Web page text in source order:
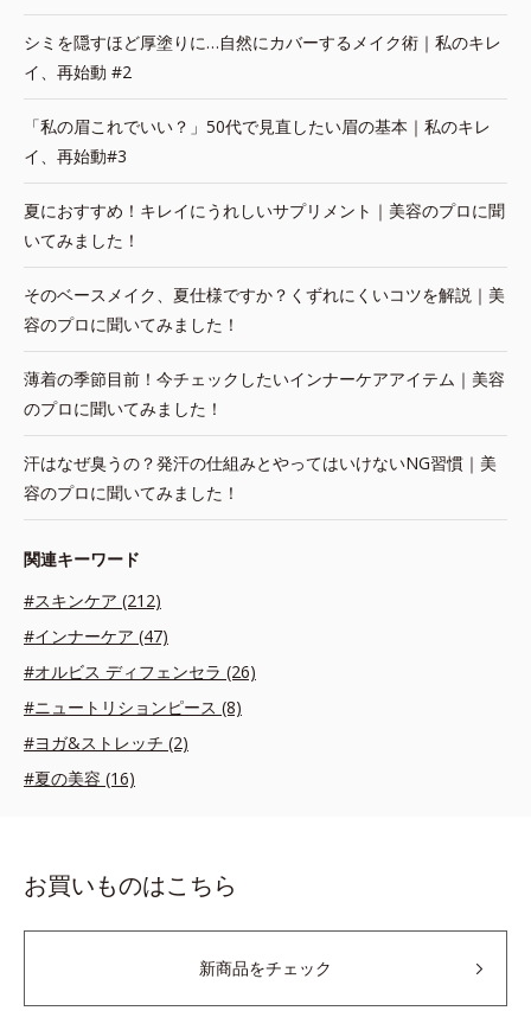
シミを隠すほど厚塗りに…自然にカバーするメイク術｜私のキレ
イ、再始動 #2
「私の眉これでいい？」50代で見直したい眉の基本｜私のキレ
イ、再始動#3
夏におすすめ！キレイにうれしいサプリメント｜美容のプロに聞
いてみました！
そのベースメイク、夏仕様ですか？くずれにくいコツを解説｜美
容のプロに聞いてみました！
薄着の季節目前！今チェックしたいインナーケアアイテム｜美容
のプロに聞いてみました！
汗はなぜ臭うの？発汗の仕組みとやってはいけないNG習慣｜美
容のプロに聞いてみました！
関連キーワード
#スキンケア (212)
#インナーケア (47)
#オルビス ディフェンセラ (26)
#ニュートリションピース (8)
#ヨガ&ストレッチ (2)
#夏の美容 (16)
お買いものはこちら
新商品をチェック